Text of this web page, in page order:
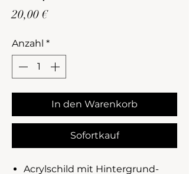
20,00 €Preis
Anzahl *
In den Warenkorb
Sofortkauf
Acrylschild mit Hintergrund-